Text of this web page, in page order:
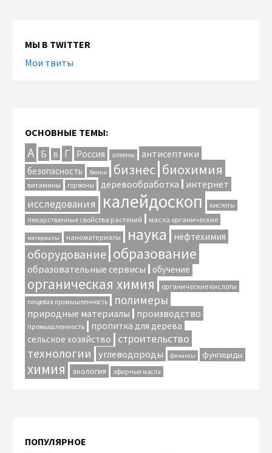
МЫ В TWITTER
Мои твиты
ОСНОВНЫЕ ТЕМЫ:
А Б В Г Россия алкены антисептики
безопасность белки бизнес биохимия
витамины гормоны деревообработка интернет
исследования калейдоскоп кислоты
лекарственные свойства растений масла органические
материалы наноматериалы наука нефтехимия
оборудование образование
образовательные сервисы обучение
органическая химия органические кислоты
пищевая промышленность полимеры
природные материалы производство
промышленность
пропитка для дерева
сельское хозяйство
строительство
технологии углеводороды финансы фунгициды
химия экология эфирные масла
ПОПУЛЯРНОЕ